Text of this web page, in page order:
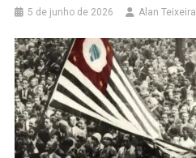
5 de junho de 2026 Alan Teixeira